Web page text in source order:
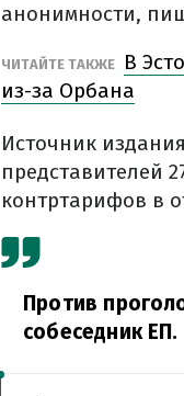
анонимности,
ЧИТАЙТЕ ТАКЖЕ
В
из-за Орбана
Источник
представителей
контртарифов в
Против
собеседник ЕП.